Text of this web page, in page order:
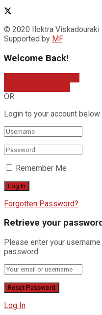
© 2020 Ilektra Viskadouraki
Supported by MF.
Welcome Back!
OR
Login to your account below
Remember Me
Forgotten Password?
Retrieve your password
Please enter your
password.
Log In